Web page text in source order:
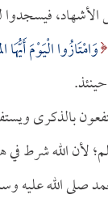
فيسجدوا
وَامْتَازُوا الْيَوْمَ
بالذكرى
لأن الله شرط في
صلى الله عليه